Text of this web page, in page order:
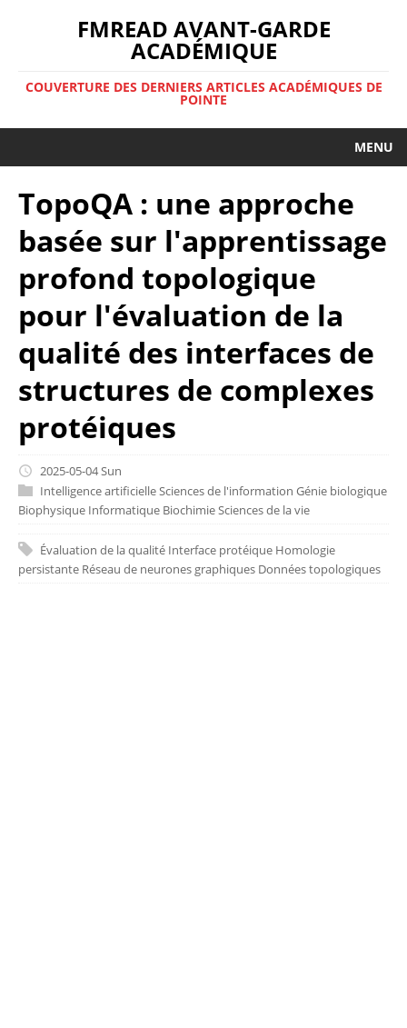
FMREAD AVANT-GARDE
ACADÉMIQUE
COUVERTURE DES DERNIERS ARTICLES ACADÉMIQUES DE
POINTE
MENU
TopoQA : une approche
basée sur l'apprentissage
profond topologique
pour l'évaluation de la
qualité des interfaces de
structures de complexes
protéiques
2025-05-04 Sun
Intelligence artificielle Sciences de l'information Génie biologique
Biophysique Informatique Biochimie Sciences de la vie
Évaluation de la qualité Interface protéique Homologie
persistante Réseau de neurones graphiques Données topologiques